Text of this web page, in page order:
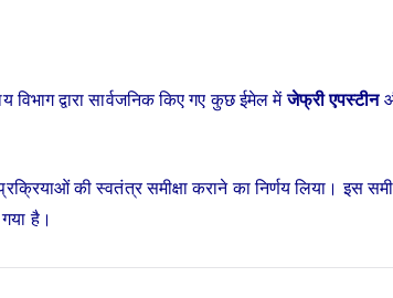
द्वारा सार्वजनिक किए गए कुछ ईमेल मेंजेफ्री एपस्टीन
की स्वतंत्र समीक्षा कराने का निर्णय लिया। इस
है।